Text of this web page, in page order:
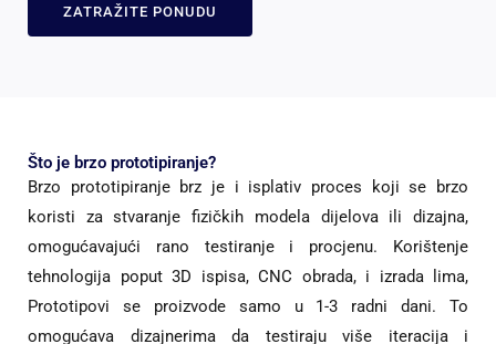
ZATRAŽITE PONUDU
Što je brzo prototipiranje?
Brzo prototipiranje brz je i isplativ proces koji se brzo
koristi za stvaranje fizičkih modela dijelova ili dizajna,
omogućavajući rano testiranje i procjenu. Korištenje
tehnologija poput 3D ispisa, CNC obrada, i izrada lima,
Prototipovi se proizvode samo u 1-3 radni dani. To
omogućava dizajnerima da testiraju više iteracija i